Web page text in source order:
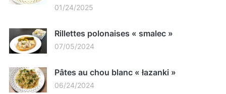
01/24/2025
Rillettes polonaises « smalec »
07/05/2024
Pâtes au chou blanc « łazanki »
06/24/2024